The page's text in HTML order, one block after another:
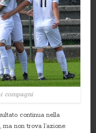
compagni
continua nella
non trova l’azione